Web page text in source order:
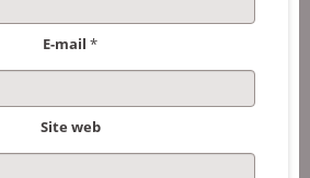
E-mail *
Site web